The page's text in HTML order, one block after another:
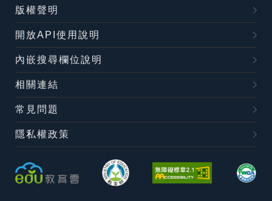
版權聲明
開放API使用說明
內嵌搜尋欄位說明
相關連結
常見問題
隱私權政策